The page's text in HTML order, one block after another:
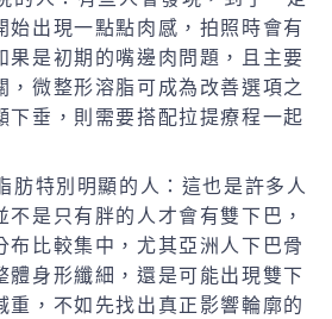
始出現一點點肉感，拍照時會有
果是初期的嘴邊肉問題，且主要
，微整形溶脂可成為改善選項之
下垂，則需要搭配拉提療程一起
肪特別明顯的人：這也是許多人
不是只有胖的人才會有雙下巴，
布比較集中，尤其亞洲人下巴骨
體身形纖細，還是可能出現雙下
重，不如先找出真正影響輪廓的